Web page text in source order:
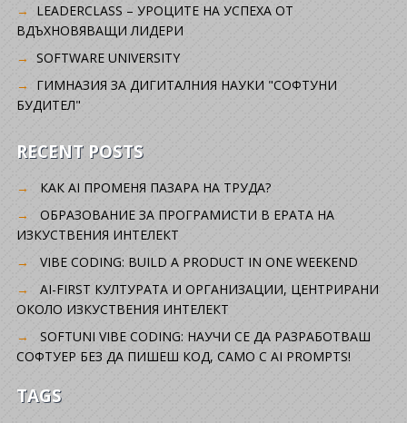
LEADERCLASS – УРОЦИТЕ НА УСПЕХА ОТ
ВДЪХНОВЯВАЩИ ЛИДЕРИ
SOFTWARE UNIVERSITY
ГИМНАЗИЯ ЗА ДИГИТАЛНИЯ НАУКИ "СОФТУНИ
БУДИТЕЛ"
RECENT POSTS
КАК AI ПРОМЕНЯ ПАЗАРА НА ТРУДА?
ОБРАЗОВАНИЕ ЗА ПРОГРАМИСТИ В ЕРАТА НА
ИЗКУСТВЕНИЯ ИНТЕЛЕКТ
VIBE CODING: BUILD A PRODUCT IN ONE WEEKEND
AI-FIRST КУЛТУРАТА И ОРГАНИЗАЦИИ, ЦЕНТРИРАНИ
ОКОЛО ИЗКУСТВЕНИЯ ИНТЕЛЕКТ
SOFTUNI VIBE CODING: НАУЧИ СЕ ДА РАЗРАБОТВАШ
СОФТУЕР БЕЗ ДА ПИШЕШ КОД, САМО С AI PROMPTS!
TAGS